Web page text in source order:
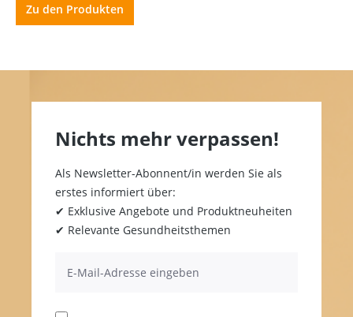
Zu den Produkten
Nichts mehr verpassen!
Als Newsletter-Abonnent/in werden Sie als
erstes informiert über:
✔ Exklusive Angebote und Produktneuheiten
✔ Relevante Gesundheitsthemen